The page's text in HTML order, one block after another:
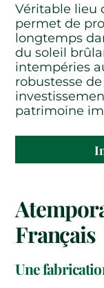
Véritable lieu
permet de
longtemps
du soleil
intempéries
robustesse
patrimoine
Français
Une